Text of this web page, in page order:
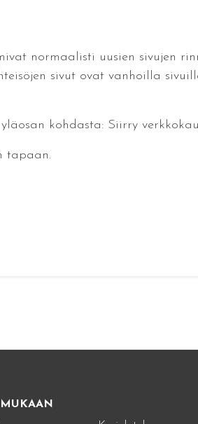
normaalisti uusien sivujen
sivut ovat vanhoilla
kohdasta: Siirry
tapaan.